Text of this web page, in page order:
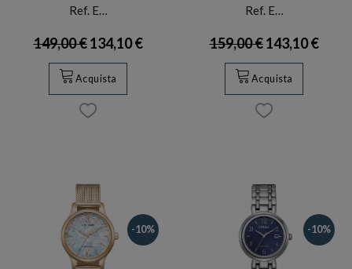
Ref. E…
149,00 €134,10 €
Acquista
Ref. E…
159,00 €143,10 €
Acquista
-10% -10%